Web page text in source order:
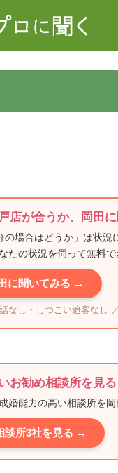
店が合うか、岡田に
場合はどうか」は状況
たの状況を伺って無料で
に聞いてみる →
なし・しつこい追客なし ／
お勧め相談所を見る
能力の高い相談所を岡
談所3社を見る →